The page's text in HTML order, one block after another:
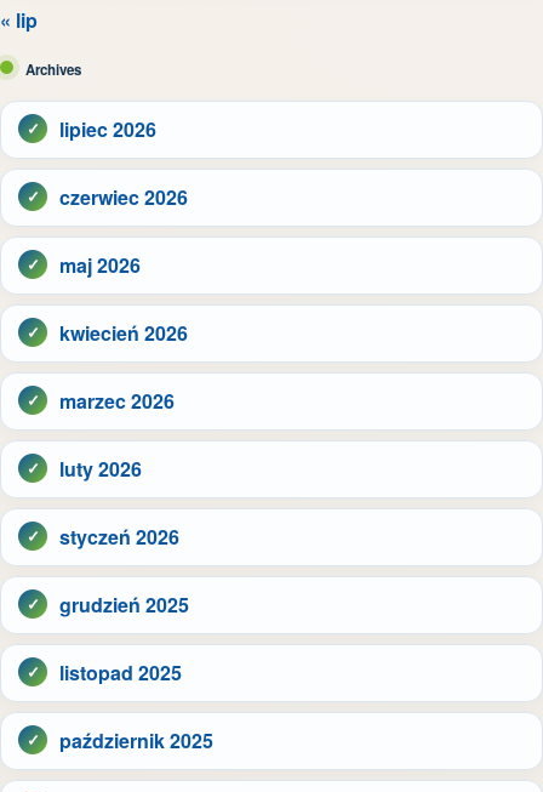
« lip
Archives
lipiec 2026
czerwiec 2026
maj 2026
kwiecień 2026
marzec 2026
luty 2026
styczeń 2026
grudzień 2025
listopad 2025
październik 2025